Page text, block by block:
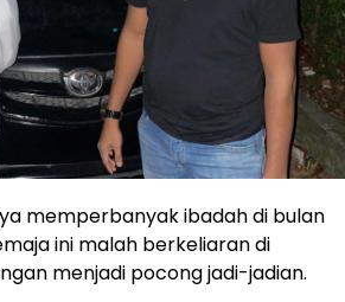
memperbanyak ibadah di bulan
ini malah berkeliaran di
menjadi pocong jadi-jadian.